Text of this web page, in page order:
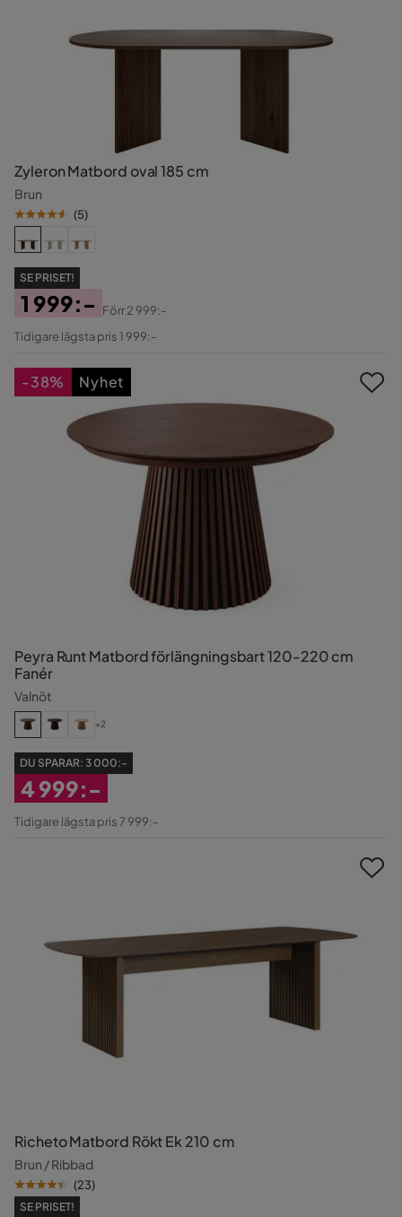
Zyleron Matbord oval 185 cm
Brun
(5)
SE PRISET!
Pris
1 999:-
Original
Förr2 999:-
Tidigare lägsta pris 1 999:-
Peyra Runt Matbord förlängningsbart 120-220 cm
Fanér
Valnöt
+2
DU SPARAR: 3 000:-
Rabatterat
4 999:-
Tidigare lägsta pris 7 999:-
-38% Nyhet
Richeto Matbord Rökt Ek 210 cm
Brun / Ribbad
(23)
SE PRISET!